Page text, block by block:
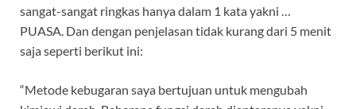
sangat-sangat ringkas hanya dalam 1 kata yakni …
PUASA. Dan dengan penjelasan tidak kurang dari 5 menit
saja seperti berikut ini:
“Metode kebugaran saya bertujuan untuk mengubah